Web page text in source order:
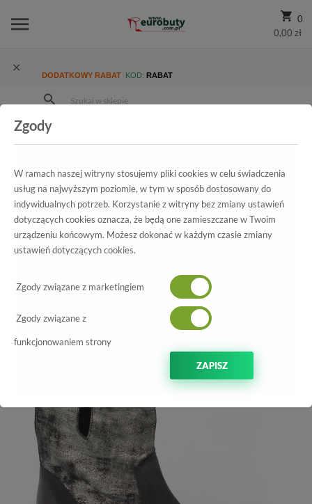
0
0,00 zł
DODATKOWY RABAT KOD: RABAT
Damskie
Trzewiki I Botki
Wszystkie produkty
B4039-360-I23-PSK-985 Czarny/Srebrny
Zgody
W ramach naszej witryny stosujemy pliki cookies w celu świadczenia
usług na najwyższym poziomie, w tym w sposób dostosowany do
indywidualnych potrzeb. Korzystanie z witryny bez zmiany ustawień
dotyczących cookies oznacza, że będą one zamieszczane w Twoim
urządzeniu końcowym. Możesz dokonać w każdym czasie zmiany
ustawień dotyczących cookies.
Zgody związane z marketingiem
Zgody związane z
funkcjonowaniem strony
ZAPISZ